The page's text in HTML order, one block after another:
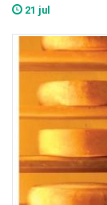
21 jul